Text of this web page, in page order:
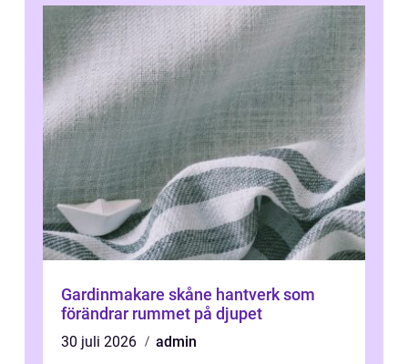
Gardinmakare skåne hantverk som
förändrar rummet på djupet
30 juli 2026
admin